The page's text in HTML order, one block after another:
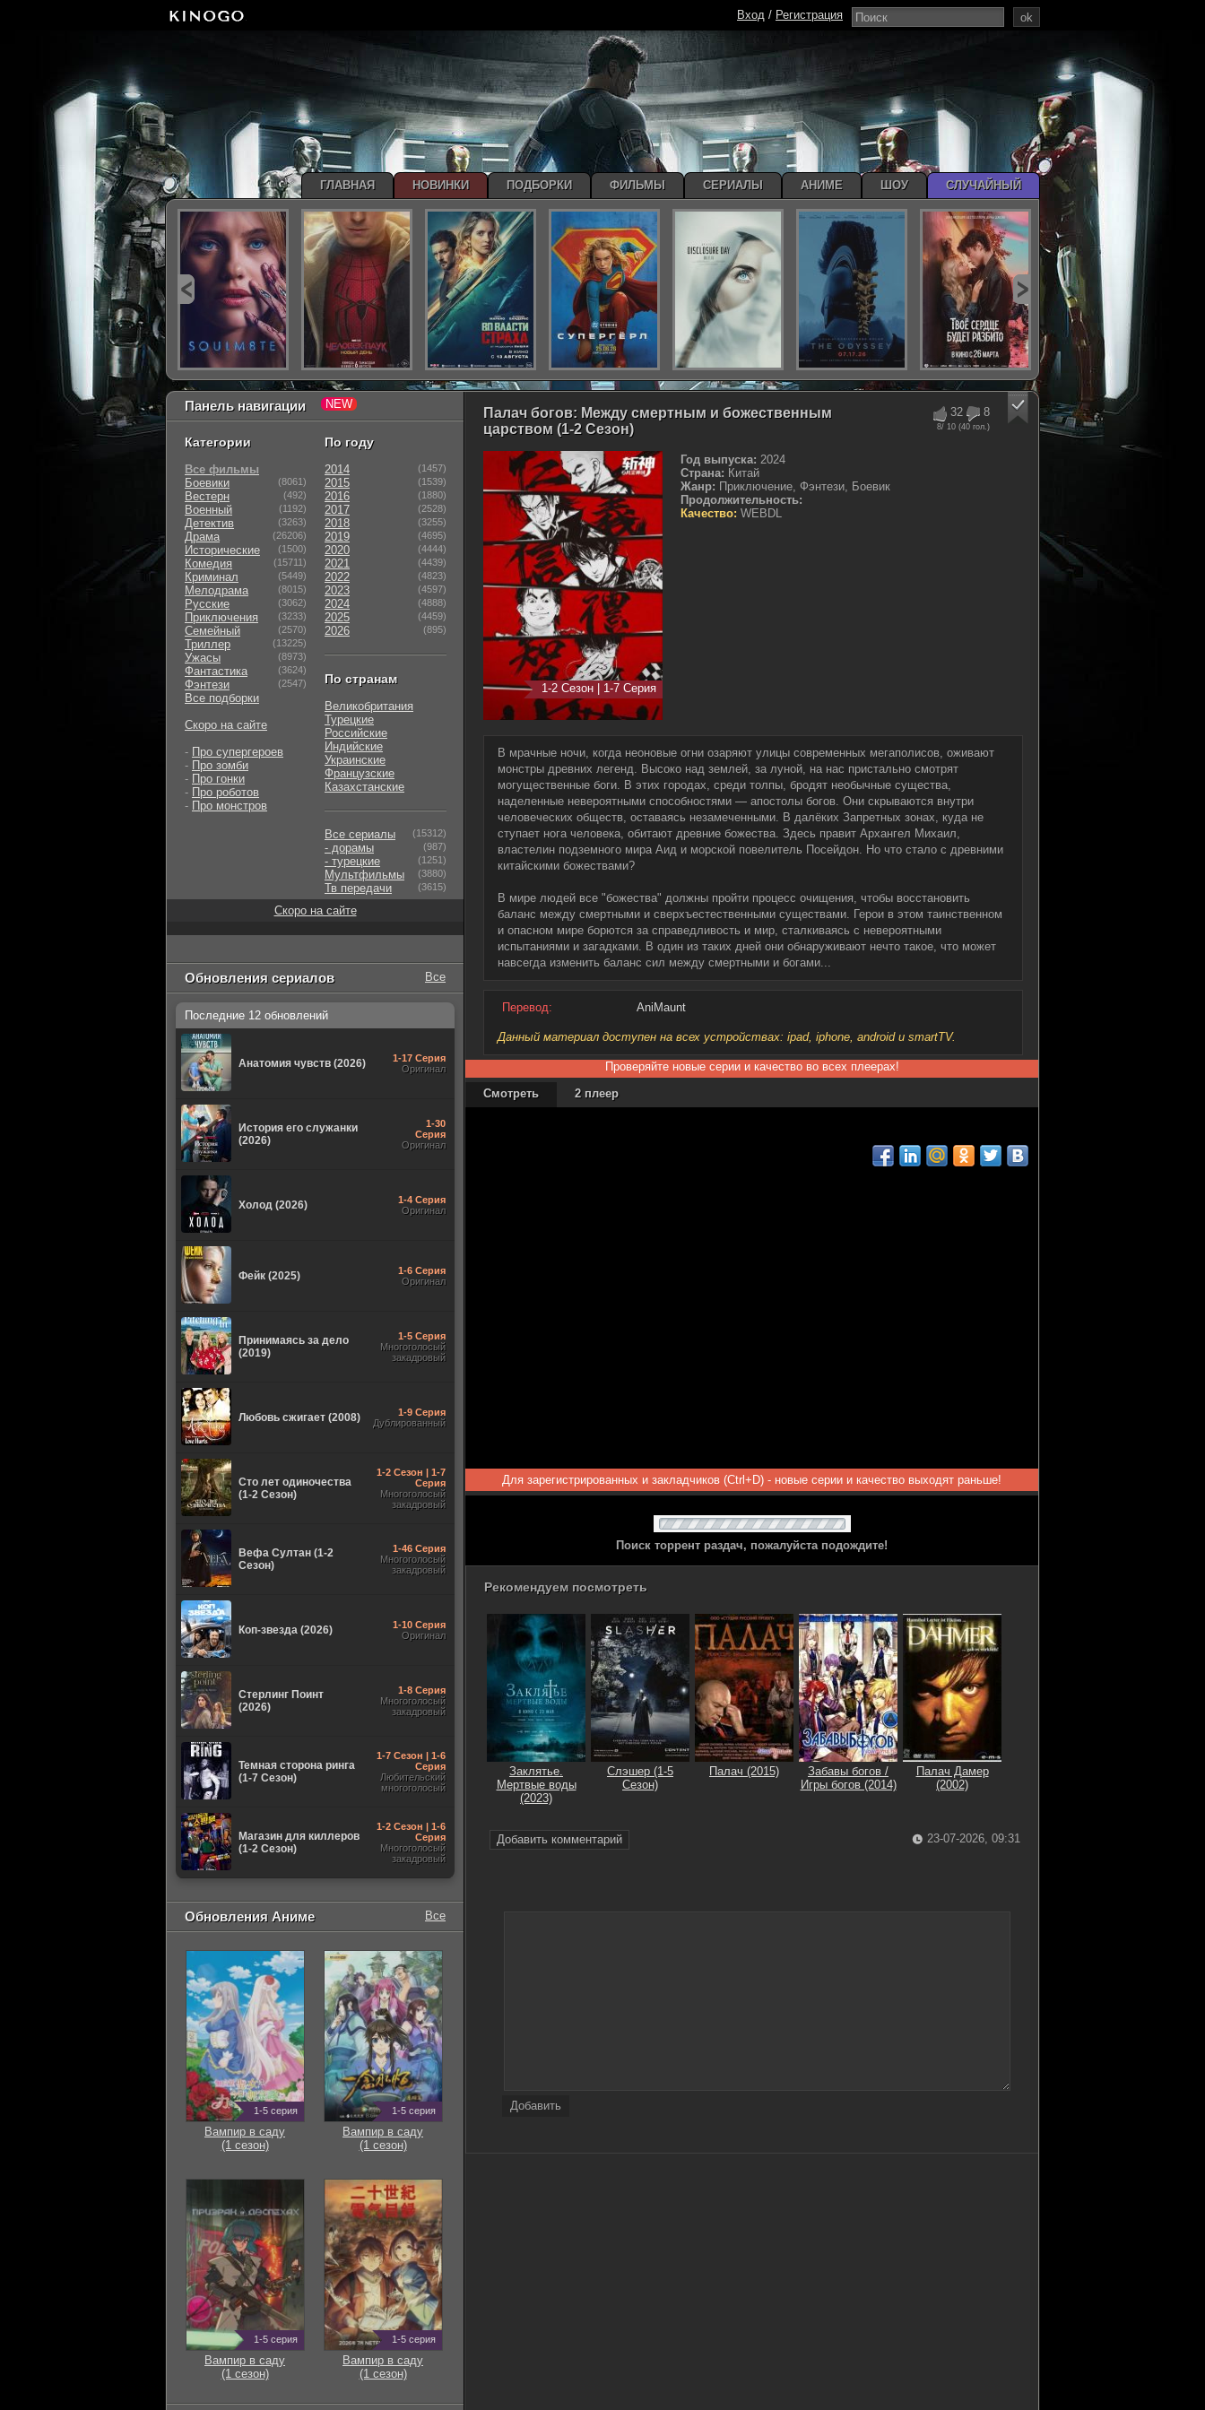
32 8
8/ 10 (40 гол.)
Палач богов: Между смертным и божественным
царством (1-2 Сезон)
1-2 Сезон | 1-7 Серия
Год выпуска: 2024
Страна: Китай
Жанр: Приключение, Фэнтези, Боевик
Продолжительность:
Качество: WEBDL
В мрачные ночи, когда неоновые огни озаряют улицы современных мегаполисов, оживают
монстры древних легенд. Высоко над землей, за луной, на нас пристально смотрят
могущественные боги. В этих городах, среди толпы, бродят необычные существа,
наделенные невероятными способностями — апостолы богов. Они скрываются внутри
человеческих обществ, оставаясь незамеченными. В далёких Запретных зонах, куда не
ступает нога человека, обитают древние божества. Здесь правит Архангел Михаил,
властелин подземного мира Аид и морской повелитель Посейдон. Но что стало с древними
китайскими божествами?
В мире людей все "божества" должны пройти процесс очищения, чтобы восстановить
баланс между смертными и сверхъестественными существами. Герои в этом таинственном
и опасном мире борются за справедливость и мир, сталкиваясь с невероятными
испытаниями и загадками. В один из таких дней они обнаруживают нечто такое, что может
навсегда изменить баланс сил между смертными и богами...
Перевод: AniMaunt
Данный материал доступен на всех устройствах: ipad, iphone, android и smartTV.
Проверяйте новые серии и качество во всех плеерах!
Смотреть
2 плеер
Для зарегистрированных и закладчиков (Ctrl+D) - новые серии и качество выходят раньше!
Поиск торрент раздач, пожалуйста подождите!
Рекомендуем посмотреть
Заклятье.
Мертвые воды
(2023)
Слэшер (1-5
Сезон)
Палач (2015)
Забавы богов /
Игры богов (2014)
Палач Дамер
(2002)
Добавить комментарий 23-07-2026, 09:31
Добавить
Панель навигации
Категории
Все фильмы
Боевики
(8061)
Вестерн (492)
Военный (1192)
Детектив (3263)
Драма (26206)
Исторические (1500)
Комедия (15711)
Криминал (5449)
Мелодрама (8015)
Русские (3062)
Приключения (3233)
Семейный (2570)
Триллер (13225)
Ужасы (8973)
Фантастика (3624)
Фэнтези (2547)
Все подборки
Скоро на сайте
- Про супергероев
- Про зомби
- Про гонки
- Про роботов
- Про монстров
По году
2014 (1457)
2015 (1539)
2016 (1880)
2017 (2528)
2018 (3255)
2019 (4695)
2020 (4444)
2021 (4439)
2022 (4823)
2023 (4597)
2024 (4888)
2025 (4459)
2026 (895)
По странам
Великобритания
Турецкие
Российские
Индийские
Украинские
Французские
Казахстанские
Все сериалы (15312)
- дорамы (987)
- турецкие (1251)
Мультфильмы (3880)
Тв передачи (3615)
Скоро на сайте
Обновления сериалов Все
Последние 12 обновлений
Анатомия чувств (2026)
1-17 Серия
Оригинал
История его служанки
(2026)
1-30
Серия
Оригинал
Холод (2026)
1-4 Серия
Оригинал
Фейк (2025)
1-6 Серия
Оригинал
Принимаясь за дело
(2019)
1-5 Серия
Многоголосый
закадровый
Любовь сжигает (2008)
1-9 Серия
Дублированный
Сто лет одиночества
(1-2 Сезон)
1-2 Сезон | 1-7
Серия
Многоголосый
закадровый
Вефа Султан (1-2
Сезон)
1-46 Серия
Многоголосый
закадровый
Коп-звезда (2026)
1-10 Серия
Оригинал
Стерлинг Поинт
(2026)
1-8 Серия
Многоголосый
закадровый
Темная сторона ринга
(1-7 Сезон)
1-7 Сезон | 1-6
Серия
Любительский
многоголосый
Магазин для киллеров
(1-2 Сезон)
1-2 Сезон | 1-6
Серия
Многоголосый
закадровый
Обновления Аниме Все
1-5 серия
Вампир в саду
(1 сезон)
1-5 серия
Вампир в саду
(1 сезон)
1-5 серия
Вампир в саду
(1 сезон)
1-5 серия
Вампир в саду
(1 сезон)
ok
Вход / Регистрация
ГЛАВНАЯ НОВИНКИ ПОДБОРКИ ФИЛЬМЫ СЕРИАЛЫ АНИМЕ ШОУ СЛУЧАЙНЫЙ